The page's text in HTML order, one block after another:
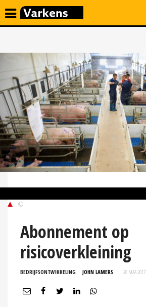
©
Abonnement op
risicoverkleining
BEDRIJFSONTWIKKELING JOHN LAMERS 20 MAA